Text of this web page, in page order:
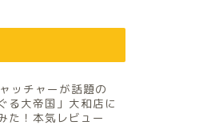
ッチャーが話題の
る大帝国」大和店に
た！本気レビュー